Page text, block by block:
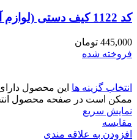
کد 1122 کیف دستی (لوازم آرایش) طرح برند
445,000 تومان
فروخته شده
انتخاب گزینه ها این محصول
ممکن است در صفحه محصول
نمایش سریع
مقايسه
افزودن به علاقه مندی